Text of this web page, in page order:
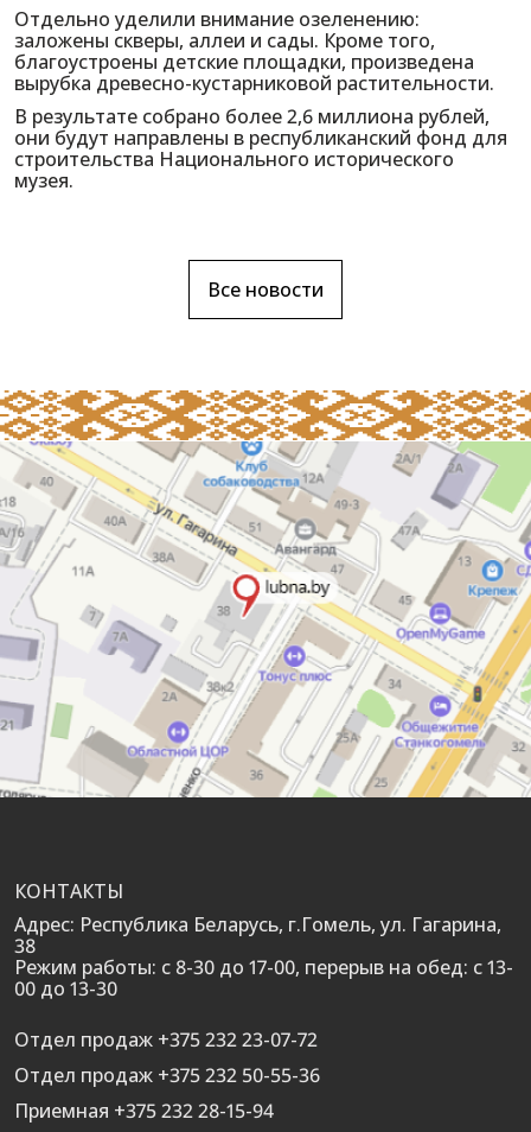
Отдельно уделили внимание озеленению:
заложены скверы, аллеи и сады. Кроме того,
благоустроены детские площадки, произведена
вырубка древесно-кустарниковой растительности.
В результате собрано более 2,6 миллиона рублей,
они будут направлены в республиканский фонд для
строительства Национального исторического
музея.
Все новости
КОНТАКТЫ
Адрес: Республика Беларусь, г.Гомель, ул. Гагарина,
38
Режим работы: с 8-30 до 17-00, перерыв на обед: с 13-
00 до 13-30
Отдел продаж +375 232 23-07-72
Отдел продаж +375 232 50-55-36
Приемная +375 232 28-15-94